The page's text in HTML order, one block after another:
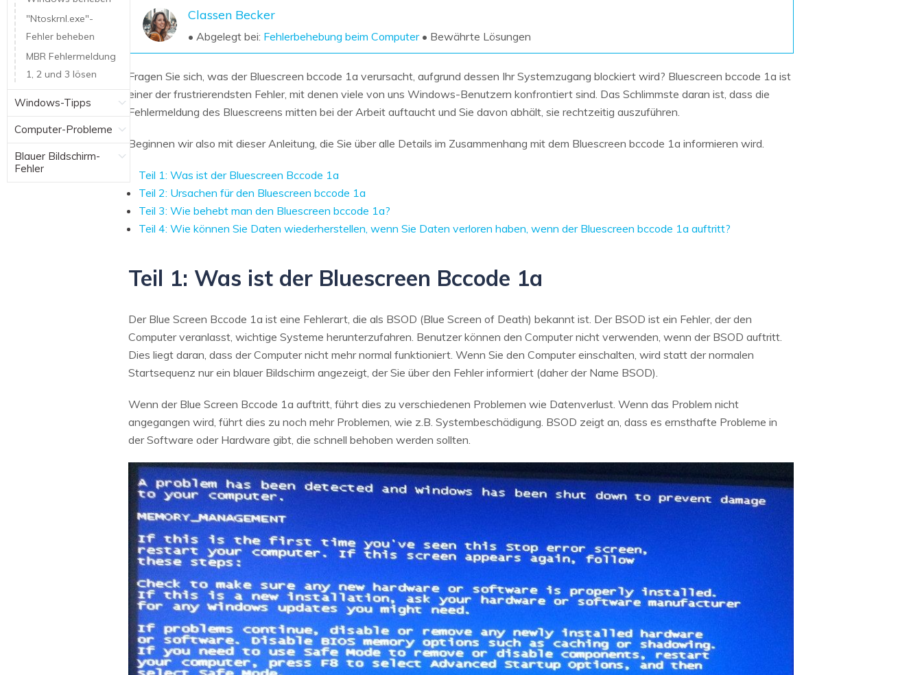
Mac-Papierkorb-Wiederherstellung
Neu
ZIP-
Email-
Wiederherstellung
Wiederherstellung
PDF-
Wiederherstellung
RAID
Datenrettung
Neu
RAW-Festplatten-
Werkseinstellung
Classen Becker
• Abgelegt bei: Fehlerbehebung beim Computer• Bewährte Lösungen
Fragen Sie sich, was der Bluescreen bccode 1a verursacht, aufgrund dessen Ihr Systemzugang blockiert wird? Bluescreen bccode 1a ist
einer der frustrierendsten Fehler, mit denen viele von uns Windows-Benutzern konfrontiert sind. Das Schlimmste daran ist, dass die
Fehlermeldung des Bluescreens mitten bei der Arbeit auftaucht und Sie davon abhält, sie rechtzeitig auszuführen.
Beginnen wir also mit dieser Anleitung, die Sie über alle Details im Zusammenhang mit dem Bluescreen bccode 1a informieren wird.
Teil 1: Was ist der Bluescreen Bccode 1a
Teil 2: Ursachen für den Bluescreen bccode 1a
Teil 3: Wie behebt man den Bluescreen bccode 1a?
Teil 4: Wie können Sie Daten wiederherstellen, wenn Sie Daten verloren haben, wenn der Bluescreen bccode 1a auftritt?
Teil 1: Was ist der Bluescreen Bccode 1a
Der Blue Screen Bccode 1a ist eine Fehlerart, die als BSOD (Blue Screen of Death) bekannt ist. Der BSOD ist ein Fehler, der den
Computer veranlasst, wichtige Systeme herunterzufahren. Benutzer können den Computer nicht verwenden, wenn der BSOD auftritt.
Dies liegt daran, dass der Computer nicht mehr normal funktioniert. Wenn Sie den Computer einschalten, wird statt der normalen
Startsequenz nur ein blauer Bildschirm angezeigt, der Sie über den Fehler informiert (daher der Name BSOD).
Wenn der Blue Screen Bccode 1a auftritt, führt dies zu verschiedenen Problemen wie Datenverlust. Wenn das Problem nicht
angegangen wird, führt dies zu noch mehr Problemen, wie z.B. Systembeschädigung. BSOD zeigt an, dass es ernsthafte Probleme in
der Software oder Hardware gibt, die schnell behoben werden sollten.
"Ntoskrnl.exe"-
Fehler beheben
MBR Fehlermeldung
1, 2 und 3 lösen
Windows-Tipps
Computer-Probleme
Blauer Bildschirm-
Fehler